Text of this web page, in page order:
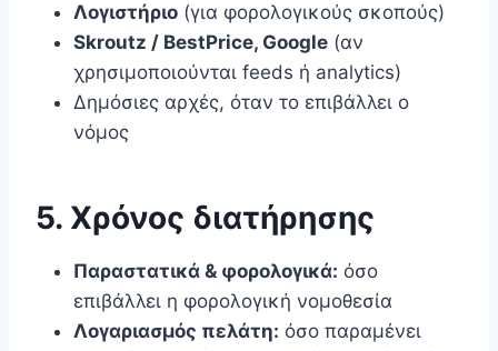
Λογιστήριο (για φορολογικούς σκοπούς)
Skroutz / BestPrice, Google (αν
χρησιμοποιούνται feeds ή analytics)
Δημόσιες αρχές, όταν το επιβάλλει ο
νόμος
5. Χρόνος διατήρησης
Παραστατικά & φορολογικά: όσο
επιβάλλει η φορολογική νομοθεσία
Λογαριασμός πελάτη: όσο παραμένει